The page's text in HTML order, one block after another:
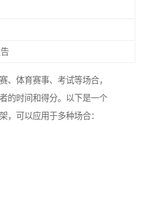
、体育赛事、考试等场合，
的时间和得分。以下是一个
，可以应用于多种场合：